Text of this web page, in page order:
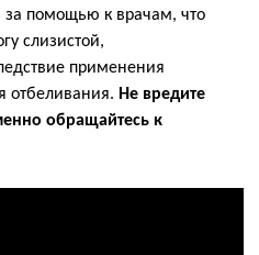
за помощью к врачам, что
слизистой,
применения
отбеливания.Не вредите
обращайтесь к